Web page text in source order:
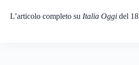
L’articolo completo su Italia Oggi del